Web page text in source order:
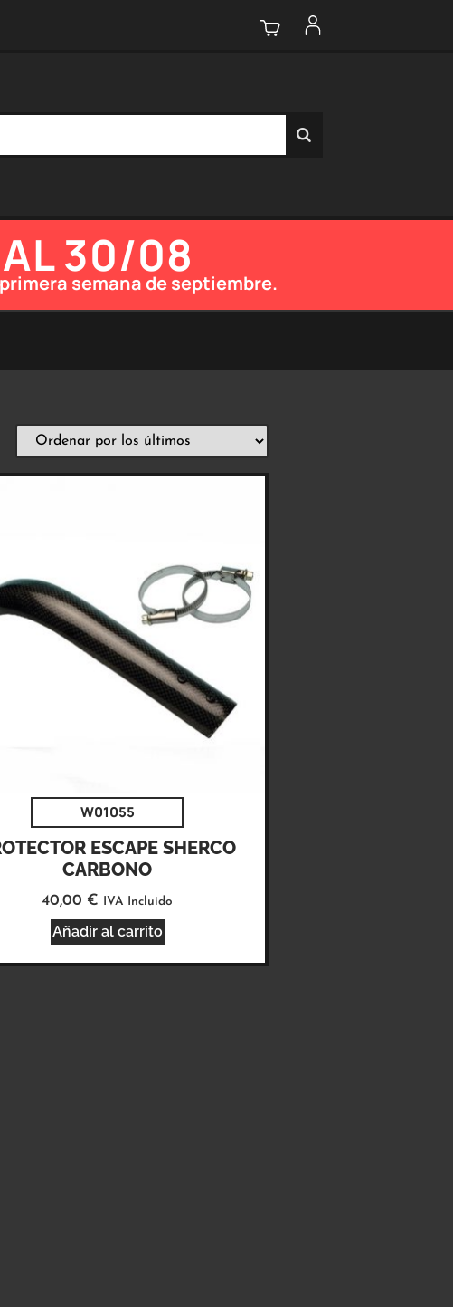
30/08
semana de septiembre.
W01055
ESCAPE SHERCO
CARBONO
40,00 € IVA Incluido
Añadir al carrito